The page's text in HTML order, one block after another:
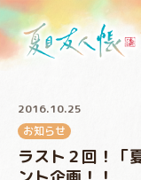
2016.10.25
お知らせ
ラスト２回！「